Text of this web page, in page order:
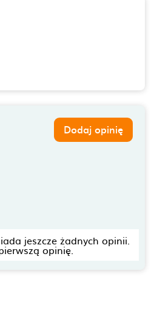
Dodaj opinię
jeszcze żadnych opinii.
opinię.